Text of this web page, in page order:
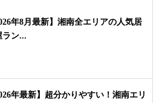
年8月最新】湘南全エリアの人気居
ラン...
年最新】超分かりやすい！湘南エリ